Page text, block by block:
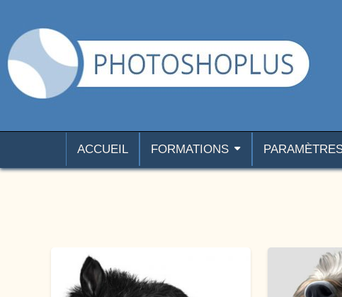
ACCUEIL FORMATIONS